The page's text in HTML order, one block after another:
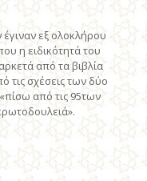
εξ ολοκλήρου
η ειδικότητά του
από τα βιβλία
τις σχέσεις των δύο
από τις 95των